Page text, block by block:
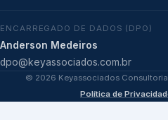
ENCARREGADO DE DADOS (DPO)
Anderson Medeiros
dpo@keyassociados.com.br
© 2026 Keyassociados
Política de